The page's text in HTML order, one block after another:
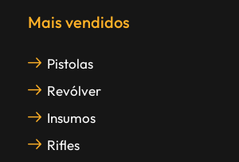
Mais vendidos
Pistolas
Revólver
Insumos
Rifles